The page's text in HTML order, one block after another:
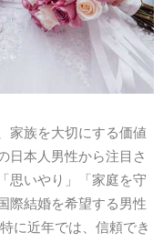
家族を大切にする価値
日本人男性から注目さ
思いやり」「家庭を守
際結婚を希望する男性
に近年では、信頼でき